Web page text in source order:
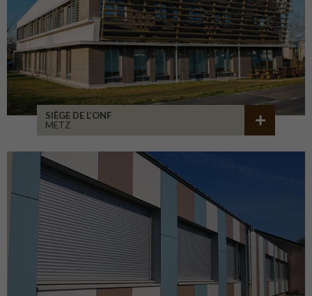
SIÈGE DE L’ONF
METZ